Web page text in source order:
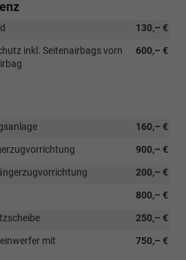
130,– €
600,– €
inkl. Seitenairbags vorn
160,– €
900,– €
200,– €
800,– €
250,– €
750,– €
mit